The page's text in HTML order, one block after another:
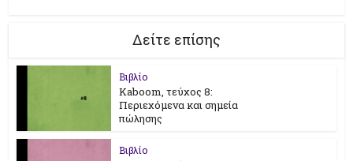
Δείτε επίσης
Βιβλίο
Kaboom, τεύχος 8:
Περιεχόμενα και σημεία
πώλησης
Βιβλίο